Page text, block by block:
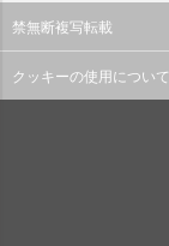
禁無断複写転載
クッキーの使用について